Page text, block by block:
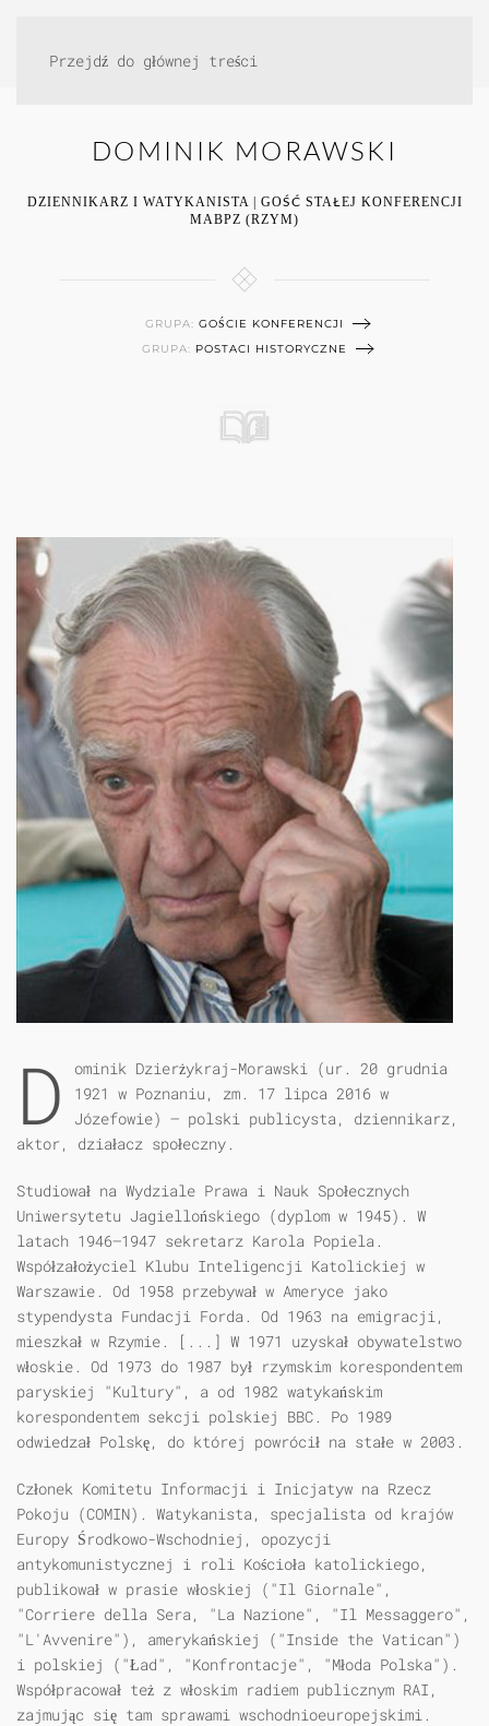
Przejdź do głównej treści
DOMINIK MORAWSKI
DZIENNIKARZ I WATYKANISTA | GOŚĆ STAŁEJ KONFERENCJI
MABPZ (RZYM)
GRUPA: GOŚCIE KONFERENCJI
GRUPA: POSTACI HISTORYCZNE
D
ominik Dzierżykraj-Morawski (ur. 20 grudnia
1921 w Poznaniu, zm. 17 lipca 2016 w
Józefowie) – polski publicysta, dziennikarz,
aktor, działacz społeczny.
Studiował na Wydziale Prawa i Nauk Społecznych
Uniwersytetu Jagiellońskiego (dyplom w 1945). W
latach 1946–1947 sekretarz Karola Popiela.
Współzałożyciel Klubu Inteligencji Katolickiej w
Warszawie. Od 1958 przebywał w Ameryce jako
stypendysta Fundacji Forda. Od 1963 na emigracji,
mieszkał w Rzymie. [...] W 1971 uzyskał obywatelstwo
włoskie. Od 1973 do 1987 był rzymskim korespondentem
paryskiej "Kultury", a od 1982 watykańskim
korespondentem sekcji polskiej BBC. Po 1989
odwiedzał Polskę, do której powrócił na stałe w 2003.
Członek Komitetu Informacji i Inicjatyw na Rzecz
Pokoju (COMIN). Watykanista, specjalista od krajów
Europy Środkowo-Wschodniej, opozycji
antykomunistycznej i roli Kościoła katolickiego,
publikował w prasie włoskiej ("Il Giornale",
"Corriere della Sera, "La Nazione", "Il Messaggero",
"L'Avvenire"), amerykańskiej ("Inside the Vatican")
i polskiej ("Ład", "Konfrontacje", "Młoda Polska").
Współpracował też z włoskim radiem publicznym RAI,
zajmując się tam sprawami wschodnioeuropejskimi.